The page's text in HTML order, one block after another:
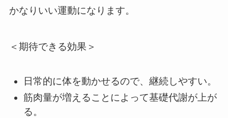
かなりいい運動になります。
＜期待できる効果＞
日常的に体を動かせるので、継続しやすい。
筋肉量が増えることによって基礎代謝が上が
る。